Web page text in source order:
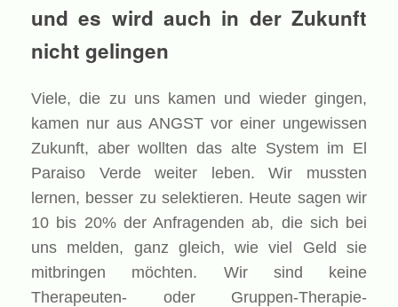
und es wird auch in der Zukunft
nicht gelingen
Viele, die zu uns kamen und wieder gingen,
kamen nur aus ANGST vor einer ungewissen
Zukunft, aber wollten das alte System im El
Paraiso Verde weiter leben. Wir mussten
lernen, besser zu selektieren. Heute sagen wir
10 bis 20% der Anfragenden ab, die sich bei
uns melden, ganz gleich, wie viel Geld sie
mitbringen möchten. Wir sind keine
Therapeuten- oder Gruppen-Therapie-